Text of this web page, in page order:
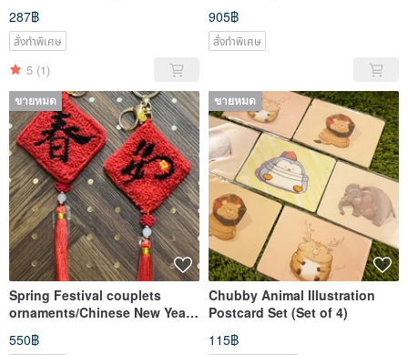
287฿
สั่งทำพิเศษ
5 (1)
905฿
สั่งทำพิเศษ
ขายหมด
Spring Festival couplets
ornaments/Chinese New Year
gift/Rabbit year
550฿
ขายหมด
Chubby Animal Illustration
Postcard Set (Set of 4)
115฿